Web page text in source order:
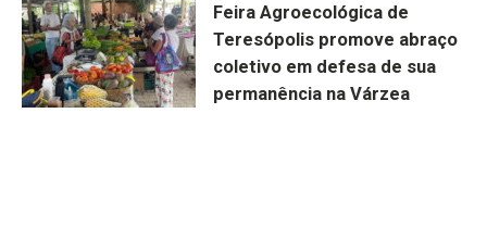
Feira Agroecológica de
Teresópolis promove abraço
coletivo em defesa de sua
permanência na Várzea